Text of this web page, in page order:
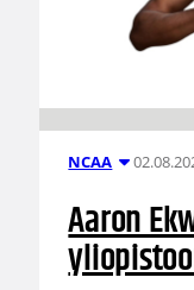
NCAA
Aaron